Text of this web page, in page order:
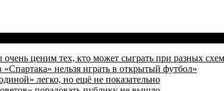
ценим тех, кто может сыграть при разных
нельзя играть в открытый футбол»
легко, но ещё не показательно